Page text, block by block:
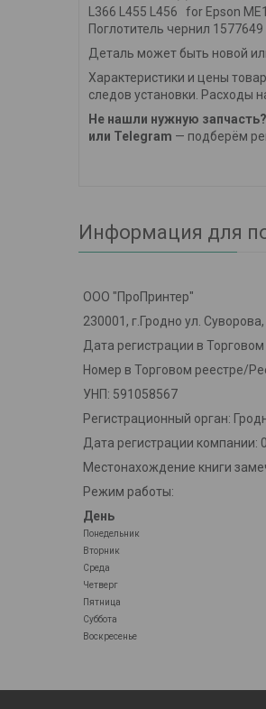
L366 L455 L456 for Epson
Поглотитель чернил
Деталь может быть новой
Характеристики и цены
следов установки. Расходы
Не нашли нужную запчасть?
или Telegram — подберём
Информация для
ООО "ПроПринтер"
230001, г.Гродно ул.
Дата регистрации в
Номер в Торговом реестре/
УНП: 591058567
Регистрационный орган:
Дата регистрации компании:
Местонахождение книги
Режим работы:
День
Понедельник
Вторник
Среда
Четверг
Пятница
Суббота
Воскресенье